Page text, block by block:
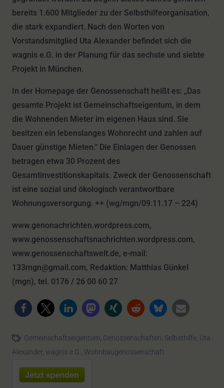
bereits 1.600 Mitglieder zu der Selbsthilfeorganisation,
die stark expandiert. Nach den Worten von
Vorstandsmitglied Uta Alexander befindet sich die
wagnis e.G. in der Planung für das sechste und siebte
Projekt in München.
In der Homepage der Genossenschaft heißt es: „Das
gesamte Projekt ist Gemeinschaftseigentum, in dem
die Wohnenden Mieter im eigenen Haus sind. Sie
besitzen ein lebenslanges Wohnrecht und zahlen auf
Dauer günstige Mieten.“ Die Einlagen der Genossen
betragen etwa 30 Prozent des
Gesamtinvestitionskapitals. Zweck der Genossenschaft
ist eine sozial und ökologisch verantwortbare
Wohnungsversorgung. ++ (wg/mgn/09.11.17 – 224)
www.genonachrichten.wordpress.com,
www.genossenschaftsnachrichten.wordpress.com,
www.genossenschaftswelt.de, e-mail:
133mgn@gmail.com, Redaktion: Matthias Günkel
(mgn), tel. 0176 / 26 00 60 27
Gemeinschaftseigentum, Genossenschaften, Selbsthilfe, Uta
Alexander, wagnis e.G., Wohnbaugenossenschaft